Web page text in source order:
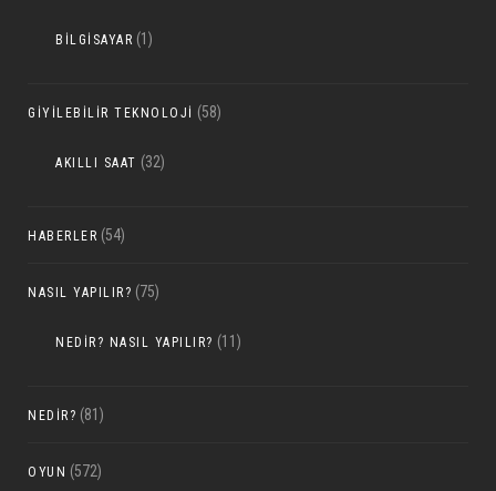
BILGISAYAR (1)
GIYILEBILIR TEKNOLOJI (58)
AKILLI SAAT (32)
HABERLER (54)
NASIL YAPILIR? (75)
NEDIR? NASIL YAPILIR? (11)
NEDIR? (81)
OYUN (572)